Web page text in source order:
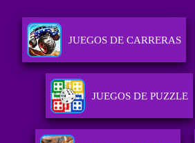
JUEGOS DE CARRERAS
JUEGOS DE PUZZLE